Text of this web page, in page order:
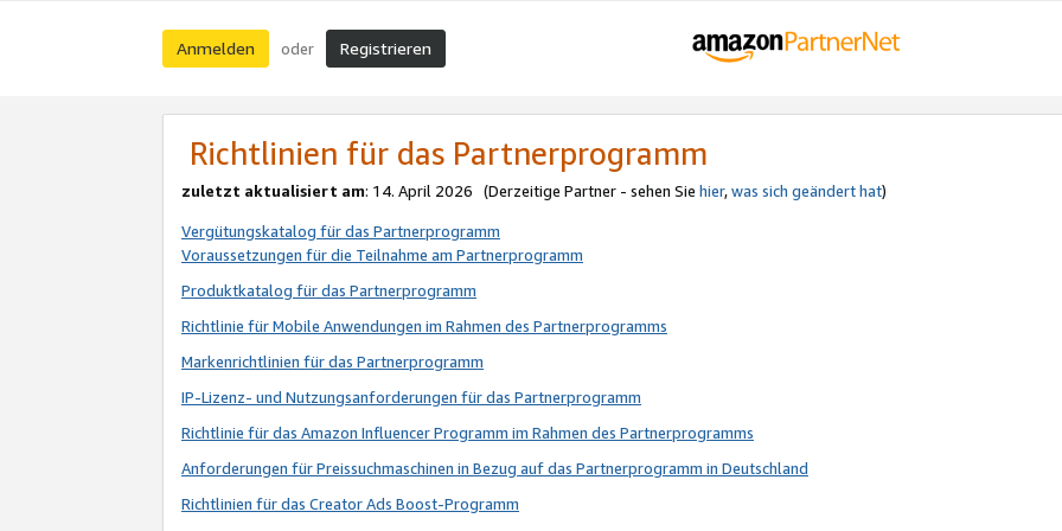
Anmelden oder Registrieren
Richtlinien für das Partnerprogramm
zuletzt aktualisiert am: 14. April 2026 (Derzeitige Partner - sehen Sie hier,was sich geändert hat)
Vergütungskatalog für das Partnerprogramm
Voraussetzungen für die Teilnahme am Partnerprogramm
Produktkatalog für das Partnerprogramm
Richtlinie für Mobile Anwendungen im Rahmen des Partnerprogramms
Markenrichtlinien für das Partnerprogramm
IP-Lizenz- und Nutzungsanforderungen für das Partnerprogramm
Richtlinie für das Amazon Influencer Programm im Rahmen des Partnerprogramms
Anforderungen für Preissuchmaschinen in Bezug auf das Partnerprogramm in Deutschland
Richtlinien für das Creator Ads Boost-Programm